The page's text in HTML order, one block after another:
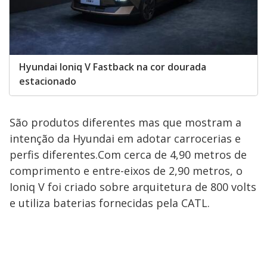
Hyundai Ioniq V Fastback na cor dourada
estacionado
São produtos diferentes mas que mostram a
intenção da Hyundai em adotar carrocerias e
perfis diferentes.Com cerca de 4,90 metros de
comprimento e entre-eixos de 2,90 metros, o
Ioniq V foi criado sobre arquitetura de 800 volts
e utiliza baterias fornecidas pela CATL.